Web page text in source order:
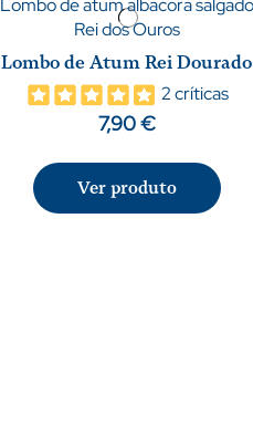
Lombo de Atum Rei Dourado
2 críticas
7,90 €
Ver produto